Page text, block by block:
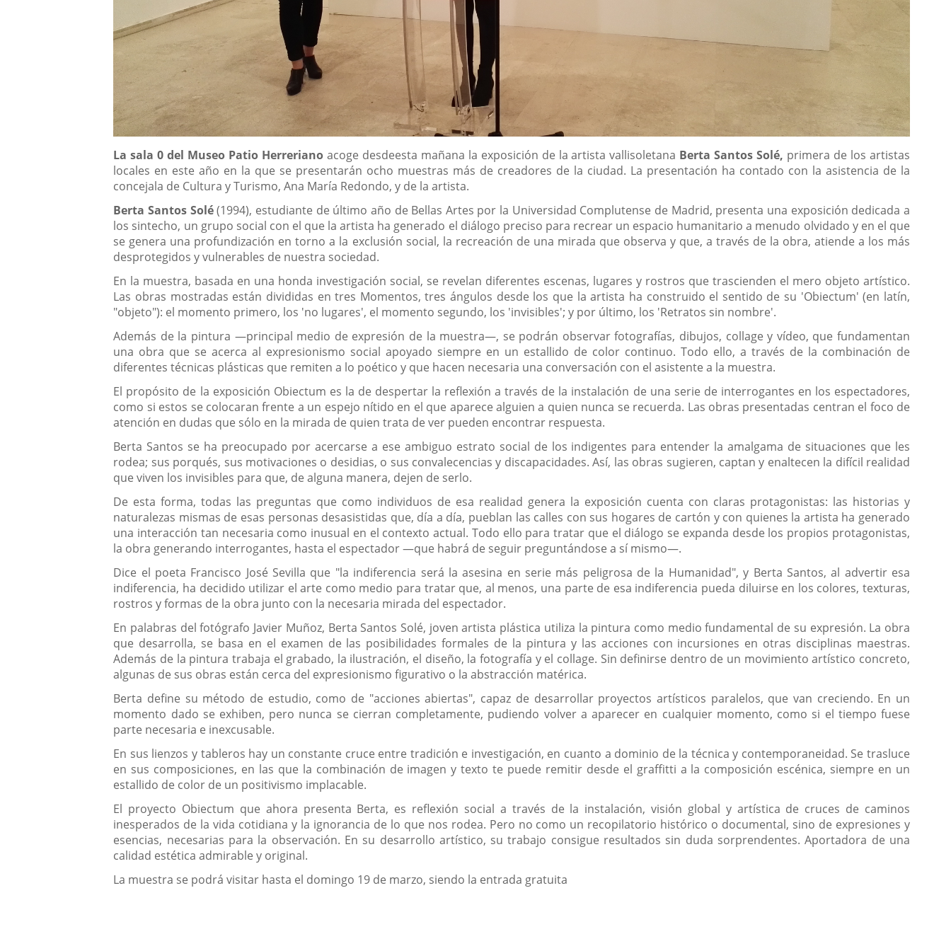
Descripción
La sala 0 del Museo Patio Herrerianoacoge desdeesta mañana la exposición de la artista vallisoletana Berta Santos Solé, primera de los artistas
locales en este año en la que se presentarán ocho muestras más de creadores de la ciudad. La presentación ha contado con la asistencia de la
concejala de Cultura y Turismo, Ana María Redondo, y de la artista.
Berta Santos Solé(1994), estudiante de último año de Bellas Artes por la Universidad Complutense de Madrid, presenta una exposición dedicada a
los sintecho, un grupo social con el que la artista ha generado el diálogo preciso para recrear un espacio humanitario a menudo olvidado y en el que
se genera una profundización en torno a la exclusión social, la recreación de una mirada que observa y que, a través de la obra, atiende a los más
desprotegidos y vulnerables de nuestra sociedad.
En la muestra, basada en una honda investigación social, se revelan diferentes escenas, lugares y rostros que trascienden el mero objeto artístico.
Las obras mostradas están divididas en tres Momentos, tres ángulos desde los que la artista ha construido el sentido de su 'Obiectum' (en latín,
"objeto"): el momento primero, los 'no lugares', el momento segundo, los 'invisibles'; y por último, los 'Retratos sin nombre'.
Además de la pintura —principal medio de expresión de la muestra—, se podrán observar fotografías, dibujos, collage y vídeo, que fundamentan
una obra que se acerca al expresionismo social apoyado siempre en un estallido de color continuo. Todo ello, a través de la combinación de
diferentes técnicas plásticas que remiten a lo poético y que hacen necesaria una conversación con el asistente a la muestra.
El propósito de la exposición Obiectum es la de despertar la reflexión a través de la instalación de una serie de interrogantes en los espectadores,
como si estos se colocaran frente a un espejo nítido en el que aparece alguien a quien nunca se recuerda. Las obras presentadas centran el foco de
atención en dudas que sólo en la mirada de quien trata de ver pueden encontrar respuesta.
Berta Santos se ha preocupado por acercarse a ese ambiguo estrato social de los indigentes para entender la amalgama de situaciones que les
rodea; sus porqués, sus motivaciones o desidias, o sus convalecencias y discapacidades. Así, las obras sugieren, captan y enaltecen la difícil realidad
que viven los invisibles para que, de alguna manera, dejen de serlo.
De esta forma, todas las preguntas que como individuos de esa realidad genera la exposición cuenta con claras protagonistas: las historias y
naturalezas mismas de esas personas desasistidas que, día a día, pueblan las calles con sus hogares de cartón y con quienes la artista ha generado
una interacción tan necesaria como inusual en el contexto actual. Todo ello para tratar que el diálogo se expanda desde los propios protagonistas,
la obra generando interrogantes, hasta el espectador —que habrá de seguir preguntándose a sí mismo—.
Dice el poeta Francisco José Sevilla que "la indiferencia será la asesina en serie más peligrosa de la Humanidad", y Berta Santos, al advertir esa
indiferencia, ha decidido utilizar el arte como medio para tratar que, al menos, una parte de esa indiferencia pueda diluirse en los colores, texturas,
rostros y formas de la obra junto con la necesaria mirada del espectador.
En palabras del fotógrafo Javier Muñoz, Berta Santos Solé, joven artista plástica utiliza la pintura como medio fundamental de su expresión. La obra
que desarrolla, se basa en el examen de las posibilidades formales de la pintura y las acciones con incursiones en otras disciplinas maestras.
Además de la pintura trabaja el grabado, la ilustración, el diseño, la fotografía y el collage. Sin definirse dentro de un movimiento artístico concreto,
algunas de sus obras están cerca del expresionismo figurativo o la abstracción matérica.
Berta define su método de estudio, como de "acciones abiertas", capaz de desarrollar proyectos artísticos paralelos, que van creciendo. En un
momento dado se exhiben, pero nunca se cierran completamente, pudiendo volver a aparecer en cualquier momento, como si el tiempo fuese
parte necesaria e inexcusable.
En sus lienzos y tableros hay un constante cruce entre tradición e investigación, en cuanto a dominio de la técnica y contempo­raneidad. Se trasluce
en sus composiciones, en las que la combinación de imagen y texto te puede remitir desde el graffitti a la composición escénica, siempre en un
estallido de color de un positivismo implacable.
El proyecto Obiectum que ahora presenta Berta, es reflexión social a través de la instalación, visión global y artística de cruces de caminos
inesperados de la vida cotidiana y la ignorancia de lo que nos rodea. Pero no como un recopilatorio histórico o documental, sino de expresiones y
esencias, necesarias para la observación. En su desarrollo artístico, su trabajo consigue resultados sin duda sorprendentes. Aportadora de una
calidad estética admirable y original.
La muestra se podrá visitar hasta el domingo 19 de marzo, siendo la entrada gratuita